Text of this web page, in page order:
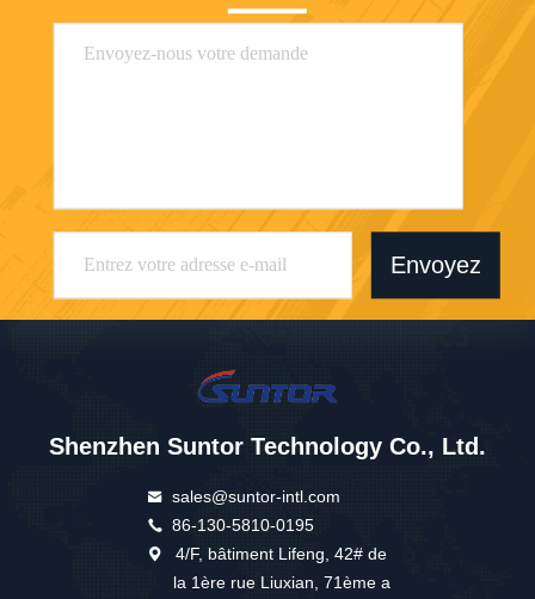
Envoyez
Shenzhen Suntor Technology Co., Ltd.
sales@suntor-intl.com
86-130-5810-0195
4/F, bâtiment Lifeng, 42# de
la 1ère rue Liuxian, 71ème a